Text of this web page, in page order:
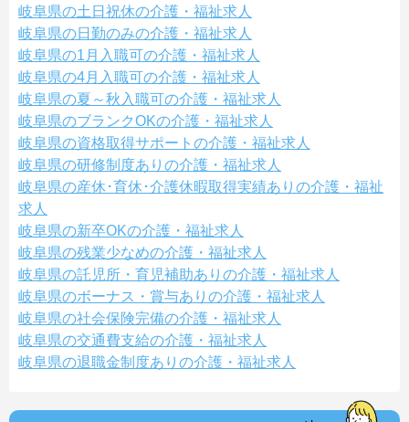
岐阜県の土日祝休の介護・福祉求人
岐阜県の日勤のみの介護・福祉求人
岐阜県の1月入職可の介護・福祉求人
岐阜県の4月入職可の介護・福祉求人
岐阜県の夏～秋入職可の介護・福祉求人
岐阜県のブランクOKの介護・福祉求人
岐阜県の資格取得サポートの介護・福祉求人
岐阜県の研修制度ありの介護・福祉求人
岐阜県の産休･育休･介護休暇取得実績ありの介護・福祉
求人
岐阜県の新卒OKの介護・福祉求人
岐阜県の残業少なめの介護・福祉求人
岐阜県の託児所・育児補助ありの介護・福祉求人
岐阜県のボーナス・賞与ありの介護・福祉求人
岐阜県の社会保険完備の介護・福祉求人
岐阜県の交通費支給の介護・福祉求人
岐阜県の退職金制度ありの介護・福祉求人